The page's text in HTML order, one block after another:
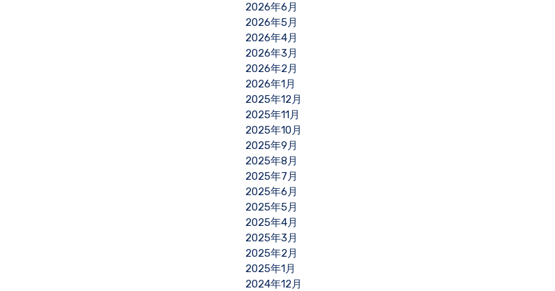
2026年6月
2026年5月
2026年4月
2026年3月
2026年2月
2026年1月
2025年12月
2025年11月
2025年10月
2025年9月
2025年8月
2025年7月
2025年6月
2025年5月
2025年4月
2025年3月
2025年2月
2025年1月
2024年12月